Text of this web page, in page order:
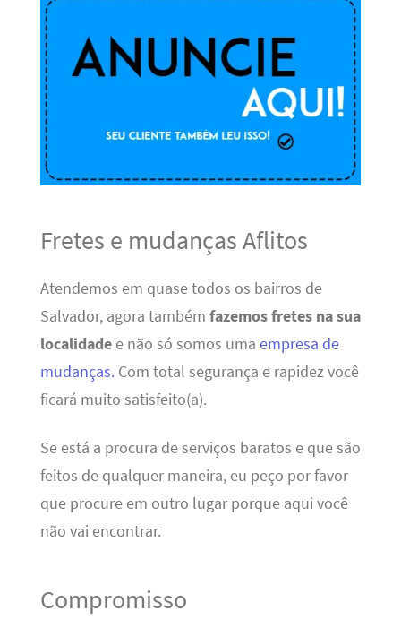
Fretes e mudanças Aflitos
Atendemos em quase todos os bairros de
Salvador, agora também fazemos fretes na sua
localidadee não só somos uma empresa de
mudanças.Com total segurança e rapidez você
ficará muito satisfeito(a).
Se está a procura de serviços baratos e que são
feitos de qualquer maneira, eu peço por favor
que procure em outro lugar porque aqui você
não vai encontrar.
Compromisso